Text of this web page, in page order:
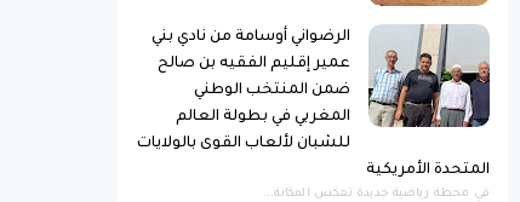
الرضواني أوسامة من نادي بني
عمير إقليم الفقيه بن صالح
ضمن المنتخب الوطني
المغربي في بطولة العالم
للشبان لألعاب القوى بالولايات
المتحدة الأمريكية
​في محطة رياضية جديدة تعكس المكانة...